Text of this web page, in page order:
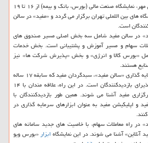
به گزارش تجاری خبرگزاری مهر، نمایشگاه صنعت مالی (بورس، بانک و بیمه) از ۱۶ تا ۱۹
های بین اللملی تهران برگزار می گردد و «مفید» در سالن
است.
در سالن مفید شامل سه بخش اصلی مسیر صندوق های
سهام و مسیر آموزش و پشتیبانی است. بخش خدمات
«بورس کالا و انرژی» و بخش «پذیرش شرکت ها» نیز
هستند.
در مسیر صندوق های سرمایه گذاری «سالن مفید»، سبدگردان مفید که سابقه ۱۷ ساله
در مدیریت دارایی دارد پذیرای بازدیدکنندگان است. در این راه، علاقه مندان با ۱۴
مفید آشنا می شوند. همین طور بازدیدکنندگان با
و اپلیکیشن مفید به عنوان ابزارهای سرمایه گذاری در
در راه معاملات سهام، با خاصیت های جدید سامانه های
آنلاین» آشنا می شوند. در این نمایشگاهابزار«بورس ویو